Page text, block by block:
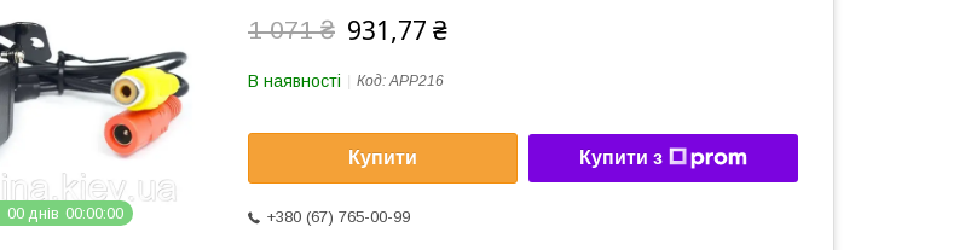
00 днів 00 00 00
1 071 ₴ 931,77 ₴
В наявності Код:APP216
Купити Купити з
+380 (67) 765-00-99